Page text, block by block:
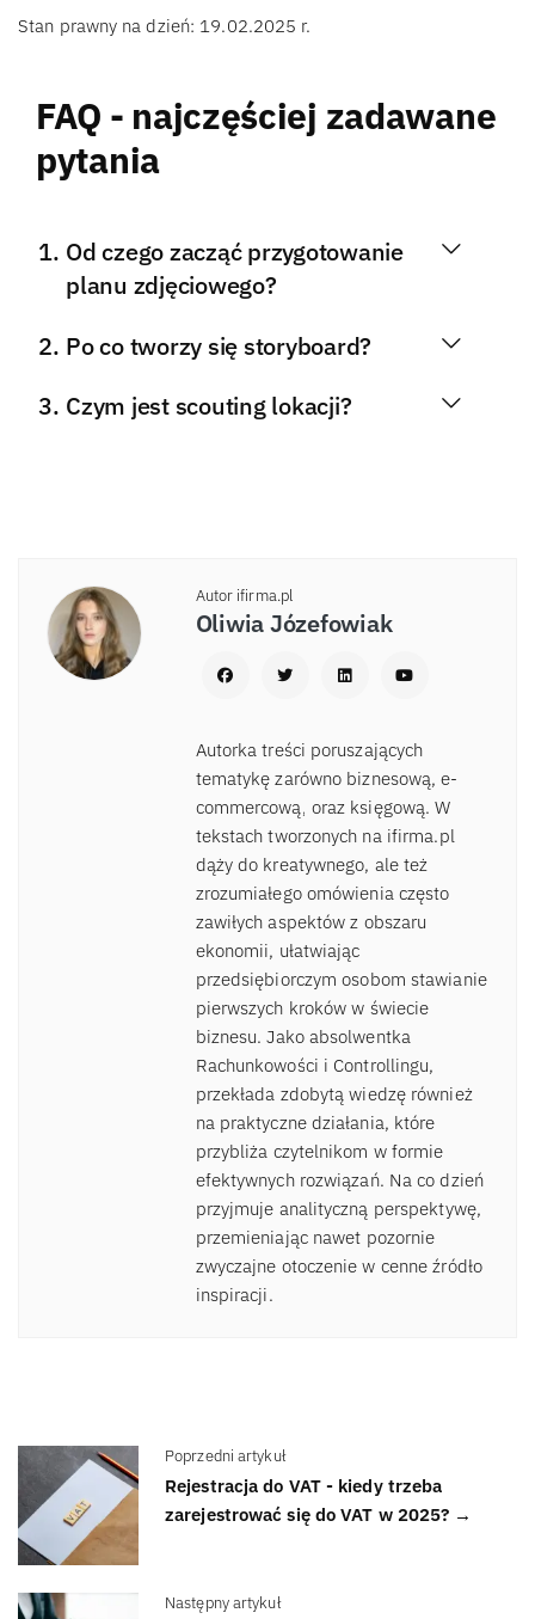
Stan prawny na dzień: 19.02.2025 r.
FAQ - najczęściej zadawane
pytania
Od czego zacząć przygotowanie
planu zdjęciowego?
Po co tworzy się storyboard?
Czym jest scouting lokacji?
Autor ifirma.pl
Oliwia Józefowiak
Autorka treści poruszających
tematykę zarówno biznesową, e-
commercową, oraz księgową. W
tekstach tworzonych na ifirma.pl
dąży do kreatywnego, ale też
zrozumiałego omówienia często
zawiłych aspektów z obszaru
ekonomii, ułatwiając
przedsiębiorczym osobom stawianie
pierwszych kroków w świecie
biznesu. Jako absolwentka
Rachunkowości i Controllingu,
przekłada zdobytą wiedzę również
na praktyczne działania, które
przybliża czytelnikom w formie
efektywnych rozwiązań. Na co dzień
przyjmuje analityczną perspektywę,
przemieniając nawet pozornie
zwyczajne otoczenie w cenne źródło
inspiracji.
Poprzedni artykuł
Rejestracja do VAT - kiedy trzeba
zarejestrować się do VAT w 2025? →
Następny artykuł